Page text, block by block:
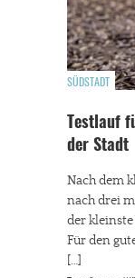
SÜDSTADT
Testlauf
der Stadt
Nach dem
nach drei
der kleinste
Für den
[…]